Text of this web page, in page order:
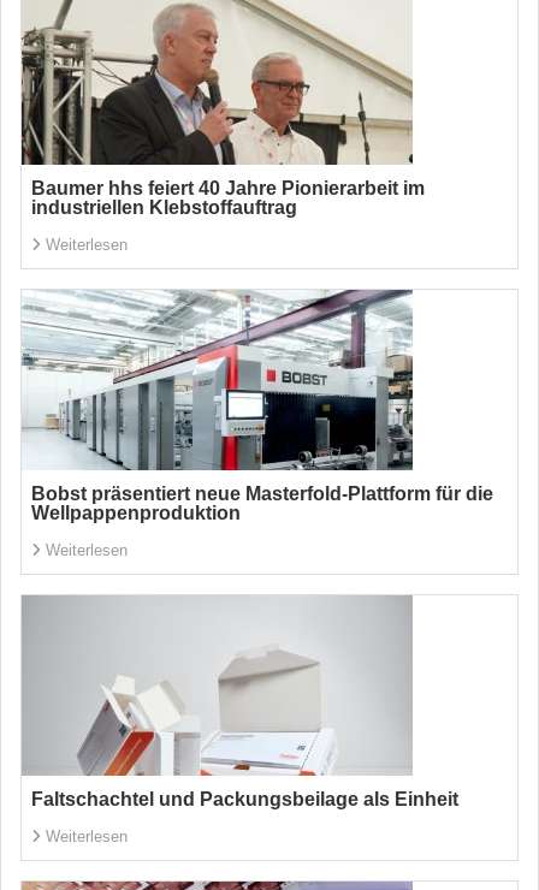
Baumer hhs feiert 40 Jahre Pionierarbeit im
industriellen Klebstoffauftrag
Weiterlesen
Bobst präsentiert neue Masterfold-Plattform für die
Wellpappenproduktion
Weiterlesen
Faltschachtel und Packungsbeilage als Einheit
Weiterlesen